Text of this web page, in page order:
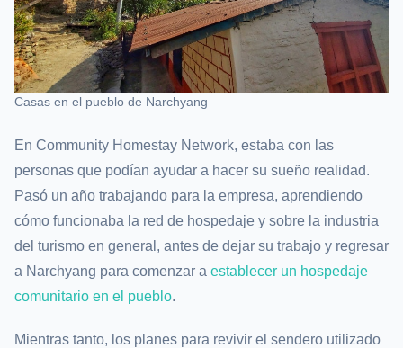
Casas en el pueblo de Narchyang
En Community Homestay Network, estaba con las
personas que podían ayudar a hacer su sueño realidad.
Pasó un año trabajando para la empresa, aprendiendo
cómo funcionaba la red de hospedaje y sobre la industria
del turismo en general, antes de dejar su trabajo y regresar
a Narchyang para comenzar a establecer un hospedaje
comunitario en el pueblo.
Mientras tanto, los planes para revivir el sendero utilizado